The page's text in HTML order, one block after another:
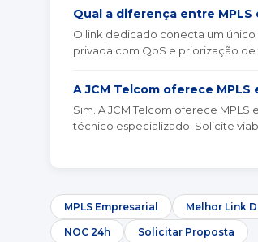
Qual a diferença entre MPLS
O link dedicado conecta um
privada com QoS e priorização de
A JCM Telcom oferece MPLS
Sim. A JCM Telcom oferece
técnico especializado. Solicite
MPLS Empresarial Melhor Link
NOC 24h Solicitar Proposta